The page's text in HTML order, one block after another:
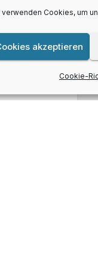
verwenden Cookies, um
akzeptieren
Cookie-